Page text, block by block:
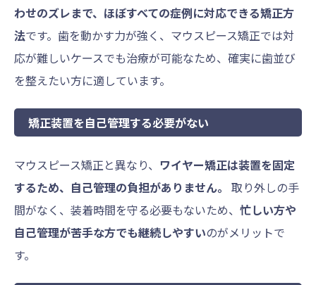
わせのズレまで、ほぼすべての症例に対応できる矯正方
法です。歯を動かす力が強く、マウスピース矯正では対
応が難しいケースでも治療が可能なため、確実に歯並び
を整えたい方に適しています。
矯正装置を自己管理する必要がない
マウスピース矯正と異なり、 ワイヤー矯正は装置を固定
するため、自己管理の負担がありません。 取り外しの手
間がなく、装着時間を守る必要もないため、 忙しい方や
自己管理が苦手な方でも継続しやすいのがメリットで
す。